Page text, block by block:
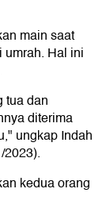
main saat
umrah. Hal ini
tua dan
diterima
ungkap Indah
kedua orang